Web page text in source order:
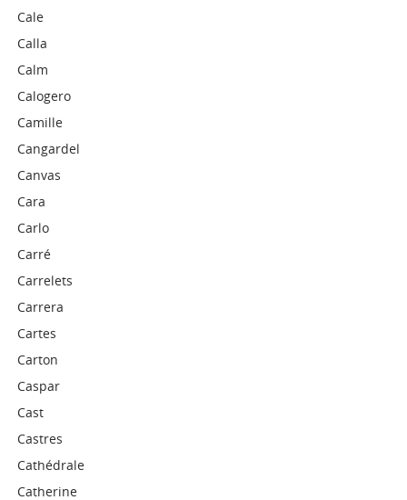
Cale
Calla
Calm
Calogero
Camille
Cangardel
Canvas
Cara
Carlo
Carré
Carrelets
Carrera
Cartes
Carton
Caspar
Cast
Castres
Cathédrale
Catherine